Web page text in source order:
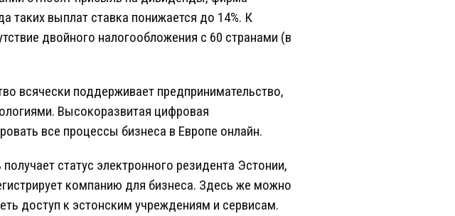
таких выплат ставка понижается до 14%. К
двойного налогообложения с 60 странами (в
всячески поддерживает предпринимательство,
Высокоразвитая цифровая
все процессы бизнеса в Европе онлайн.
получает статус электронного резидента Эстонии,
компанию для бизнеса. Здесь же можно
доступ к эстонским учреждениям и сервисам.